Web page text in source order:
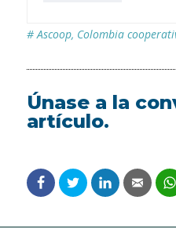
# Ascoop, Colombia
Únase a la
artículo.